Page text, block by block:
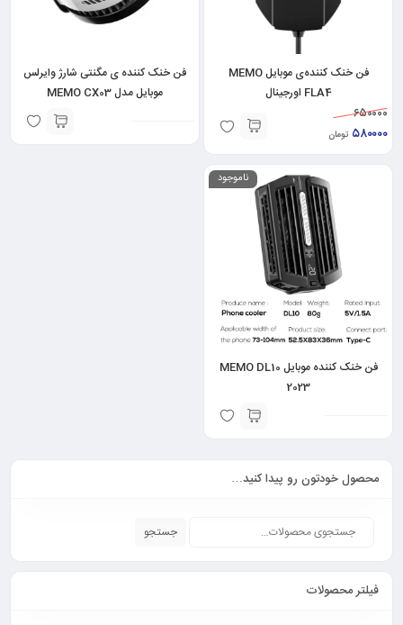
فن خنک کننده‌ی موبایل MEMO
FLA4 اورجینال
۶۵۰۰۰۰
۵۸۰۰۰۰ تومان
فن خنک کننده ی مگنتی شارژ وایرلس
موبایل مدل MEMO CX03
ناموجود
فن خنک کننده موبایل MEMO DL10
2023
محصول خودتون رو پیدا کنید…
جستجو
فیلتر محصولات